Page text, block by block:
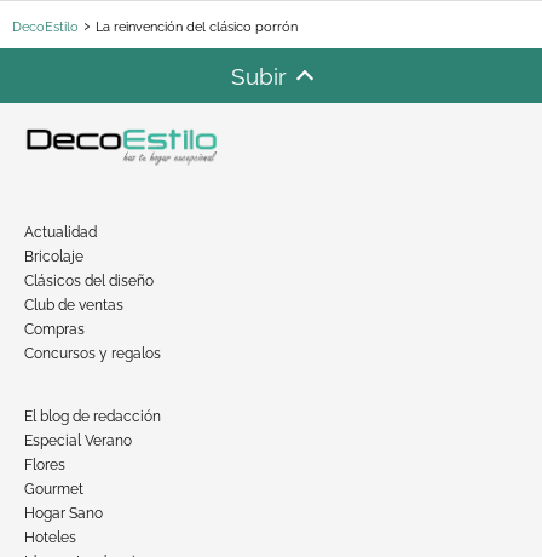
DecoEstilo La reinvención del clásico porrón
Subir
Actualidad
Bricolaje
Clásicos del diseño
Club de ventas
Compras
Concursos y regalos
El blog de redacción
Especial Verano
Flores
Gourmet
Hogar Sano
Hoteles